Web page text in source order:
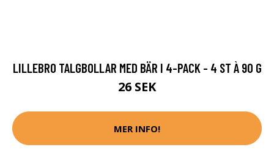
LILLEBRO TALGBOLLAR MED BÄR I 4-PACK - 4 ST À 90 G
26 SEK
MER INFO!